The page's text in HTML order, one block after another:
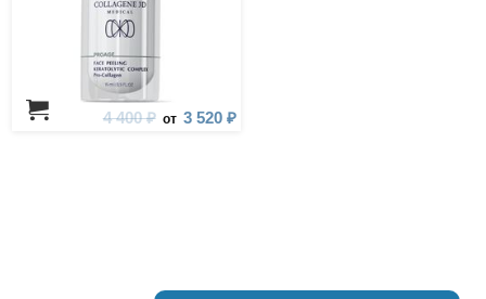
4 400 ₽ от 3 520 ₽